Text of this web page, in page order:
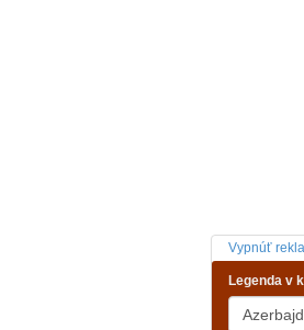
Vypnúť
Legenda v